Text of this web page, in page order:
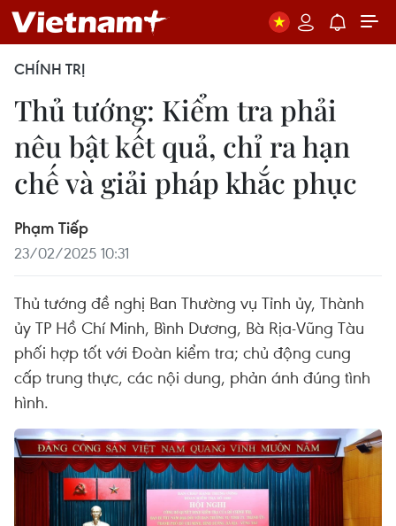
CHÍNH TRỊ
Thủ tướng: Kiểm tra phải
nêu bật kết quả, chỉ ra hạn
chế và giải pháp khắc phục
Phạm Tiếp
23/02/2025 10:31
Thủ tướng đề nghị Ban Thường vụ Tỉnh ủy, Thành
ủy TP Hồ Chí Minh, Bình Dương, Bà Rịa-Vũng Tàu
phối hợp tốt với Đoàn kiểm tra; chủ động cung
cấp trung thực, các nội dung, phản ánh đúng tình
hình.